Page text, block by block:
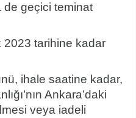
geçici teminat
2023 tarihine kadar
ihale saatine kadar,
Ankara’daki
veya iadeli